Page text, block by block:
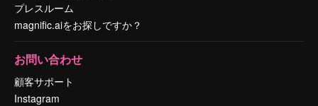
プレスルーム
magnific.aiをお探しですか？
お問い合わせ
顧客サポート
Instagram